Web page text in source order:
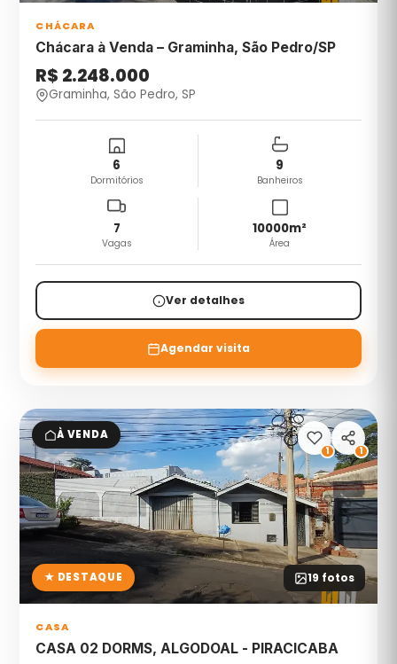
CHÁCARA
Chácara à Venda – Graminha, São Pedro/SP
R$ 2.248.000
Graminha, São Pedro, SP
6
Dormitórios
9
Banheiros
7
Vagas
10000m²
Área
Ver detalhes
Agendar visita
À VENDA
19 fotos
★ DESTAQUE
1 1
CASA
CASA 02 DORMS, ALGODOAL - PIRACICABA